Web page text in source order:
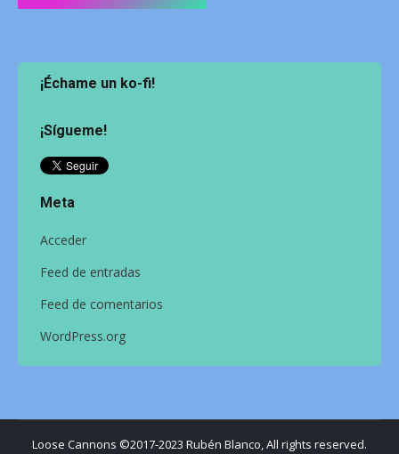
¡Échame un ko-fi!
¡Sígueme!
Meta
Acceder
Feed de entradas
Feed de comentarios
WordPress.org
Loose Cannons ©2017-2023 Rubén Blanco, All rights reserved.